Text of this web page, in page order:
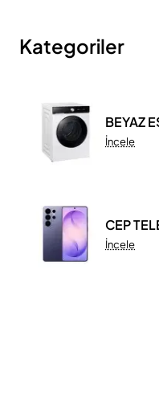
Kategoriler
BEYAZ
İncele
CEP
İncele